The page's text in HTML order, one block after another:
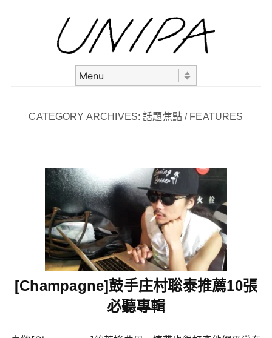
CATEGORY ARCHIVES:話題焦點 / FEATURES
[Champagne]鼓手庄村聡泰推薦10張
必聽專輯